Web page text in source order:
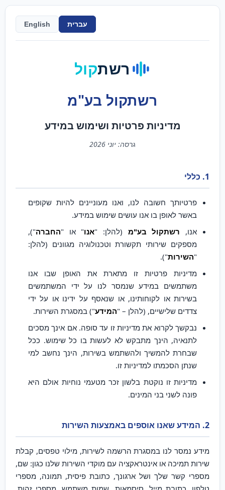
עברית English
רשתקול
רשתקול בע"מ
מדיניות פרטיות ושימוש במידע
גרסה: יוני 2026
1. כללי
פרטיותך חשובה לנו, ואנו מעוניינים להיות שקופים
באשר לאופן בו אנו עושים שימוש במידע.
אנו, רשתקול בע"מ (להלן: "אנו" או "החברה"),
מספקים שירותי תקשורת וטכנולוגיה מגוונים (להלן:
"השירות").
מדיניות פרטיות זו מתארת את האופן שבו אנו
משתמשים במידע שנמסר לנו על ידי המשתמשים
בשירות או לקוחותינו, או שנאסף על ידינו או על ידי
צדדים שלישיים, (להלן – "המידע") במסגרת השירות.
נבקשך לקרוא את מדיניות זו עד סופה. אם אינך מסכים
לתנאיה, הינך מתבקש לא לעשות בו כל שימוש. ככל
שבחרת להמשיך ולהשתמש בשירות, הינך נחשב למי
שנתן הסכמתו למדיניות זו.
מדיניות זו נוקטת בלשון זכר מטעמי נוחיות אולם היא
פונה לשני בני המינים.
2. המידע שאנו אוספים באמצעות השירות
מידע נמסר לנו במסגרת הרשמה לשירות, מילוי טפסים, קבלת
שירות תמיכה או אינטראקציה עם מוקדי השירות שלנו כגון: שם,
מספרי קשר שלך ושל ארגונך, כתובת פיסית, תמונה, מספרי